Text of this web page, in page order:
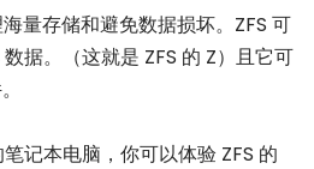
量存储和避免数据损坏。ZFS 可
据。（这就是 ZFS 的 Z）且它可
记本电脑，你可以体验 ZFS 的